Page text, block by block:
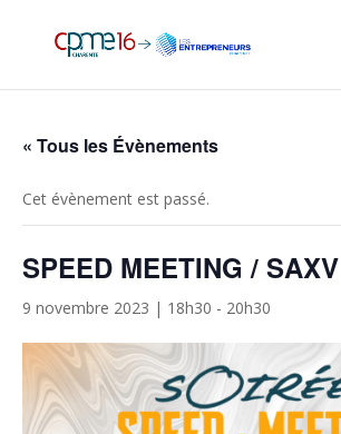
« Tous les Évènements
Cet évènement est passé.
SPEED MEETING / SAXV
9 novembre 2023 | 18h30 - 20h30